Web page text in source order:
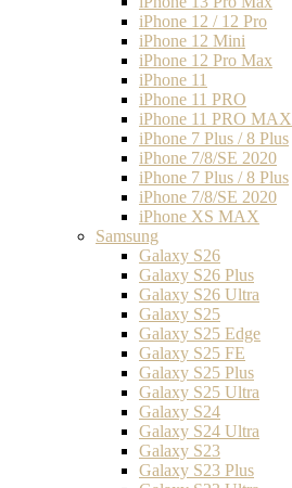
iPhone 12 / 12 Pro
iPhone 12 Mini
iPhone 12 Pro Max
iPhone 11
iPhone 11 PRO
iPhone 11 PRO MAX
iPhone 7 Plus / 8 Plus
iPhone 7/8/SE 2020
iPhone 7 Plus / 8 Plus
iPhone 7/8/SE 2020
iPhone XS MAX
Samsung
Galaxy S26
Galaxy S26 Plus
Galaxy S26 Ultra
Galaxy S25
Galaxy S25 Edge
Galaxy S25 FE
Galaxy S25 Plus
Galaxy S25 Ultra
Galaxy S24
Galaxy S24 Ultra
Galaxy S23
Galaxy S23 Plus